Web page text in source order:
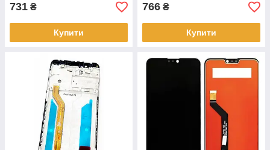
731 ₴
Купити
766 ₴
Купити